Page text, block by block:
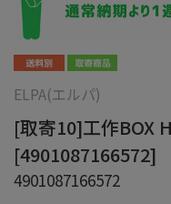
ELPA(エルパ)
[取寄10]工作BOX
[4901087166572]
4901087166572